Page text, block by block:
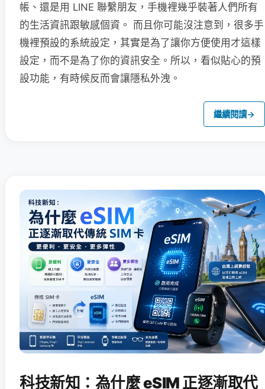
帳、還是用 LINE 聯繫朋友，手機裡幾乎裝著人們所有
的生活資訊跟敏感個資。 而且你可能沒注意到，很多手
機裡預設的系統設定，其實是為了讓你方便使用才這樣
設定，而不是為了你的資訊安全。所以，看似貼心的預
設功能，有時候反而會讓隱私外洩。
繼續閱讀→
科技新知：為什麼 eSIM 正逐漸取代